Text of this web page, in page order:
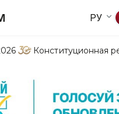
РУ
Конституционная